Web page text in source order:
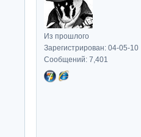
Из прошлого
Зарегистрирован: 04-05-10
Сообщений: 7,401